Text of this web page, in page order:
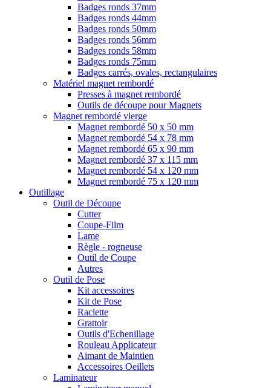
Badges ronds 37mm
Badges ronds 44mm
Badges ronds 50mm
Badges ronds 56mm
Badges ronds 58mm
Badges ronds 75mm
Badges carrés, ovales, rectangulaires
Matériel magnet rembordé
Presses à magnet rembordé
Outils de découpe pour Magnets
Magnet rembordé vierge
Magnet rembordé 50 x 50 mm
Magnet rembordé 54 x 78 mm
Magnet rembordé 65 x 90 mm
Magnet rembordé 37 x 115 mm
Magnet rembordé 54 x 120 mm
Magnet rembordé 75 x 120 mm
Outillage
Outil de Découpe
Cutter
Coupe-Film
Lame
Règle - rogneuse
Outil de Coupe
Autres
Outil de Pose
Kit accessoires
Kit de Pose
Raclette
Grattoir
Outils d'Echenillage
Rouleau Applicateur
Aimant de Maintien
Accessoires Oeillets
Laminateur